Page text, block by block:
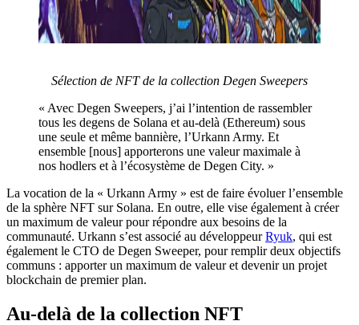
Sélection de NFT de la collection Degen Sweepers
« Avec Degen Sweepers, j’ai l’intention de rassembler
tous les degens de Solana et au-delà (Ethereum) sous
une seule et même bannière, l’Urkann Army. Et
ensemble [nous] apporterons une valeur maximale à
nos hodlers et à l’écosystème de Degen City. »
La vocation de la « Urkann Army » est de faire évoluer l’ensemble
de la sphère NFT sur Solana. En outre, elle vise également à créer
un maximum de valeur pour répondre aux besoins de la
communauté. Urkann s’est associé au développeurRyuk, qui est
également le CTO de Degen Sweeper, pour remplir deux objectifs
communs : apporter un maximum de valeur et devenir un projet
blockchain de premier plan.
Au-delà de la collection NFT